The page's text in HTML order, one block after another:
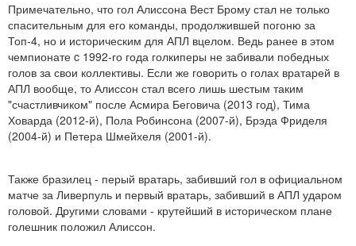
Примечательно, что гол Алиссона Вест Брому стал не только
спасительным для его команды, продолжившей погоню за
Топ-4, но и историческим для АПЛ вцелом. Ведь ранее в этом
чемпионате c 1992-го года голкиперы не забивали победных
голов за свои коллективы. Если же говорить о голах вратарей в
АПЛ вообще, то Алиссон стал всего лишь шестым таким
"счастливчиком" после Асмира Беговича (2013 год), Тима
Ховарда (2012-й), Пола Робинсона (2007-й), Брэда Фриделя
(2004-й) и Петера Шмейхеля (2001-й).
Также бразилец - перый вратарь, забивший гол в официальном
матче за Ливерпуль и первый вратарь, забивший в АПЛ ударом
головой. Другими словами - крутейший в историческом плане
голешник положил Алиссон.